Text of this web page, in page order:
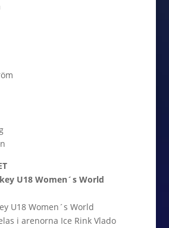
U18 Women´s World
U18 Women´s World
i arenorna Ice Rink Vlado